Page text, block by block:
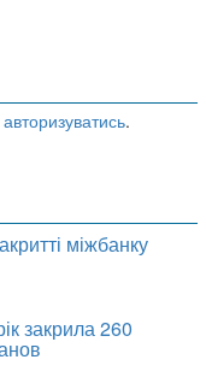
авторизуватись.